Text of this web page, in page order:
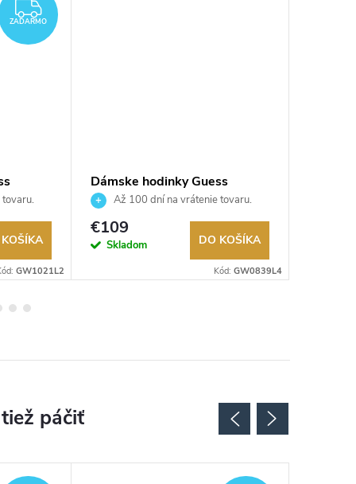
ZADARMO
ZADARMO
GW1021L2
Dámske hodinky Guess
GW0839L4
Až 100 dní na vrátenie tovaru.
Autorizovaný predajca.
€109
Skladom DO KOŠÍKA
Kód: GW0839L4